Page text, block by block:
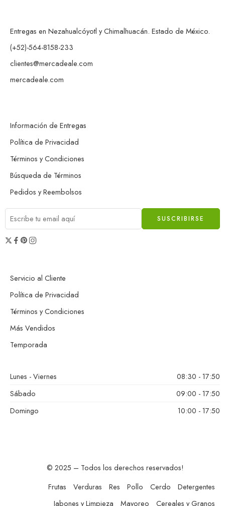
Entregas en Nezahualcóyotl y Chimalhuacán. Estado de México.
(+52)-564-8158-233
clientes@mercadeale.com
mercadeale.com
Información de Entregas
Política de Privacidad
Términos y Condiciones
Búsqueda de Términos
Pedidos y Reembolsos
Servicio al Cliente
Política de Privacidad
Términos y Condiciones
Más Vendidos
Temporada
Lunes - Viernes
08:30 - 17:50
Sábado
09:00 - 17:50
Domingo
10:00 - 17:50
© 2025 – Todos los derechos reservados!
Frutas
Verduras Res Pollo Cerdo
Detergentes
Jabones y Limpieza
Mayoreo Cereales y Granos